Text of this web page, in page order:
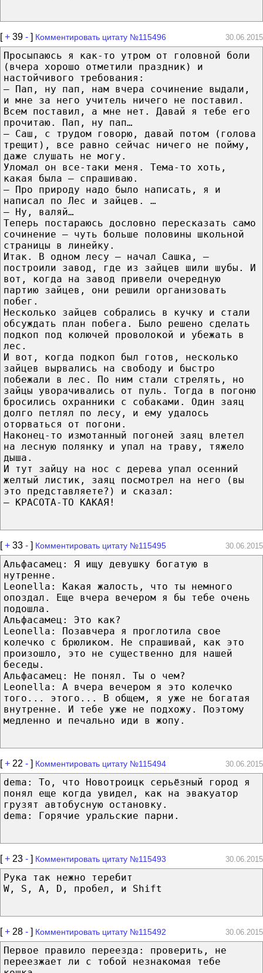
[+ 39 - ] Комментировать цитату №115496 30.06.2015
Просыпаюсь я как-то утром от головной боли
(вчера хорошо отметили праздник) и
настойчивого требования:
— Пап, ну пап, нам вчера сочинение выдали,
и мне за него учитель ничего не поставил.
Всем поставил, а мне нет. Давай я тебе его
прочитаю. Пап, ну пап…
— Саш, с трудом говорю, давай потом (голова
трещит), все равно сейчас ничего не пойму,
даже слушать не могу.
Уломал он все-таки меня. Тема-то хоть,
какая была — спрашиваю.
— Про природу надо было написать, я и
написал по Лес и зайцев. …
— Ну, валяй…
Теперь постараюсь дословно пересказать само
сочинение — чуть больше половины школьной
страницы в линейку.
Итак. В одном лесу — начал Сашка, —
построили завод, где из зайцев шили шубы. И
вот, когда на завод привели очередную
партию зайцев, они решили организовать
побег.
Несколько зайцев собрались в кучку и стали
обсуждать план побега. Было решено сделать
подкоп под колючей проволокой и убежать в
лес.
И вот, когда подкоп был готов, несколько
зайцев вырвались на свободу и быстро
побежали в лес. По ним стали стрелять, но
зайцы уворачивались от пуль. Тогда в погоню
бросились охранники с собаками. Один заяц
долго петлял по лесу, и ему удалось
оторваться от погони.
Наконец-то измотанный погоней заяц влетел
на лесную полянку и упал на траву, тяжело
дыша.
И тут зайцу на нос с дерева упал осенний
желтый листик, заяц посмотрел на него (вы
это представляете?) и сказал:
— КРАСОТА-ТО КАКАЯ!
[+ 33 - ] Комментировать цитату №115495 30.06.2015
Альфасамец: Я ищу девушку богатую в
нутренне.
Leonella: Какая жалость, что ты немного
опоздал. Еще вчера вечером я бы тебе очень
подошла.
Альфасамец: Это как?
Leonella: Позавчера я проглотила свое
колечко с брюликом. Не спрашивай, как это
произошло, это не существенно для нашей
беседы.
Альфасамец: Не понял. Ты о чем?
Leonella: А вчера вечером я это колечко
того... этого... В общем, я уже не богатая
внутренне. И тебе уже не подхожу. Поэтому
медленно и печально иди в жопу.
[+ 22 - ] Комментировать цитату №115494 30.06.2015
dema: То, что Новотроицк серьёзный город я
понял еще когда увидел, как на эвакуатор
грузят автобусную остановку.
dema: Горячие уральские парни.
[+ 23 - ] Комментировать цитату №115493 30.06.2015
Рука так нежно теребит
W, S, A, D, пробел, и Shift
[+ 28 - ] Комментировать цитату №115492 30.06.2015
Первое правило переезда: проверить, не
переезжает ли с тобой незнакомая тебе